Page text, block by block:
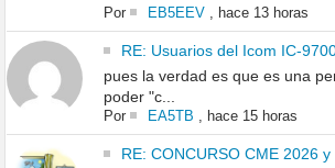
Por EB5EEV, hace 13 horas
RE: Usuarios del Icom IC-
pues la verdad es que es una
poder "c...
Por EA5TB hace 15 horas
RE: CONCURSO CME 2026 y